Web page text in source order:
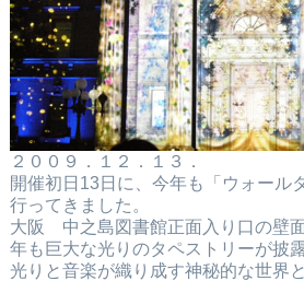
２００９．１２．１３．
開催初日13日に、今年も「ウォール
行ってきました。
大阪 中之島図書館正面入り口の壁
年も巨大な光りのタペストリーが披
光りと音楽が織り成す神秘的な世界